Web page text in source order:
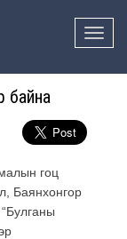
Toggle
байна
гоц
Баянхонгор